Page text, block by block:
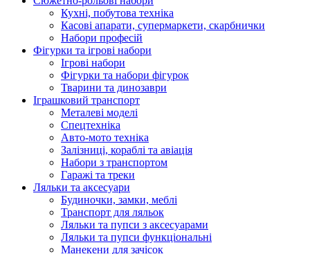
Кухні, побутова техніка
Касові апарати, супермаркети, скарбнички
Набори професій
Фігурки та ігрові набори
Ігрові набори
Фігурки та набори фігурок
Тварини та динозаври
Іграшковий транспорт
Металеві моделі
Спецтехніка
Авто-мото техніка
Залізниці, кораблі та авіація
Набори з транспортом
Гаражі та треки
Ляльки та аксесуари
Будиночки, замки, меблі
Транспорт для ляльок
Ляльки та пупси з аксесуарами
Ляльки та пупси функціональні
Манекени для зачісок